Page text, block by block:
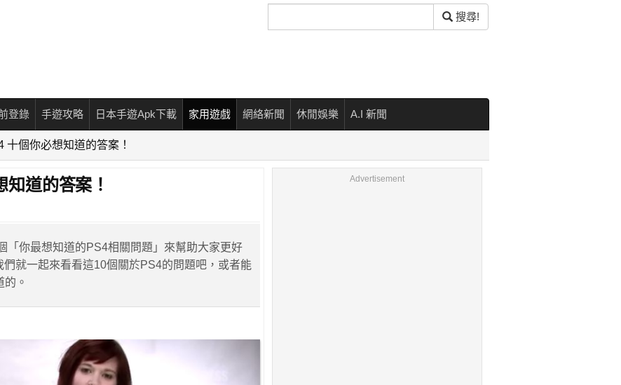
尋
搜尋!
登錄 手遊攻略 日本手遊Apk下載 家用遊戲 網絡新聞 休閒娛樂 A.I 新聞
十個你必想知道的答案！
道的答案！
「你最想知道的PS4相關問題」來幫助大家更好
們就一起來看看這10個關於PS4的問題吧，或者能
。
Advertisement